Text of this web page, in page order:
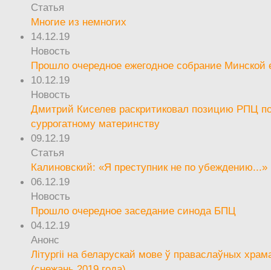
Статья
Многие из немногих
14.12.19
Новость
Прошло очередное ежегодное собрание
10.12.19
Новость
Дмитрий Киселев раскритиковал позицию РПЦ
суррогатному материнству
09.12.19
Статья
Калиновский: «Я преступник не по убеждению...»
06.12.19
Новость
Прошло очередное заседание синода БПЦ
04.12.19
Анонс
Літургіі на беларускай мове ў праваслаўных